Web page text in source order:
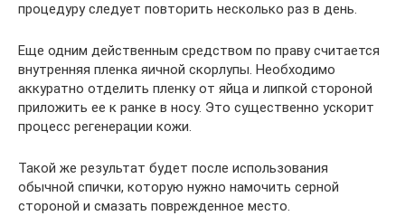
процедуру следует повторить несколько раз в день.
Еще одним действенным средством по праву считается
внутренняя пленка яичной скорлупы. Необходимо
аккуратно отделить пленку от яйца и липкой стороной
приложить ее к ранке в носу. Это существенно ускорит
процесс регенерации кожи.
Такой же результат будет после использования
обычной спички, которую нужно намочить серной
стороной и смазать поврежденное место.